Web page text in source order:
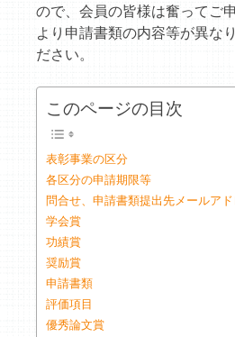
ので、会員の皆様は奮ってご
より申請書類の内容等が異な
ださい。
このページの目次
表彰事業の区分
各区分の申請期限等
問合せ、申請書類提出先メールアド
学会賞
功績賞
奨励賞
申請書類
評価項目
優秀論文賞